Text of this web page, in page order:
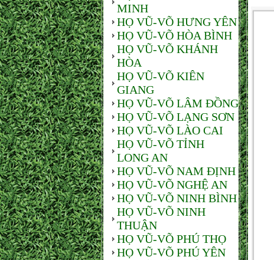
MINH
HỌ VŨ-VÕ HƯNG YÊN
HỌ VŨ-VÕ HÒA BÌNH
HỌ VŨ-VÕ KHÁNH
HÒA
HỌ VŨ-VÕ KIÊN
GIANG
HỌ VŨ-VÕ LÂM ĐỒNG
HỌ VŨ-VÕ LẠNG SƠN
HỌ VŨ-VÕ LÀO CAI
HỌ VŨ-VÕ TỈNH
LONG AN
HỌ VŨ-VÕ NAM ĐỊNH
HỌ VŨ-VÕ NGHỆ AN
HỌ VŨ-VÕ NINH BÌNH
HỌ VŨ-VÕ NINH
THUẬN
HỌ VŨ-VÕ PHÚ THỌ
HỌ VŨ-VÕ PHÚ YÊN